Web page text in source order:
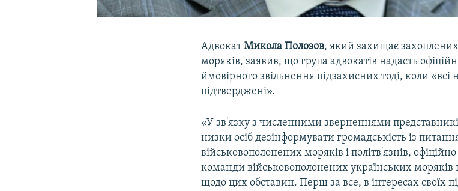
АдвокатМикола Полозов, який захищає
моряків, заявив, що група адвокатів надасть
ймовірного звільнення підзахисних тоді, коли «всі
підтверджені».
«У зв'язку з численними зверненнями
низки осіб дезінформувати громадськість із
військовополонених моряків і політв'язнів,
команди військовополонених українських моряків
щодо цих обставин. Перш за все, в інтересах своїх